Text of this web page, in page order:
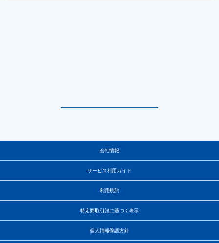
会社情報
サービス利用ガイド
利用規約
特定商取引法に基づく表示
個人情報保護方針